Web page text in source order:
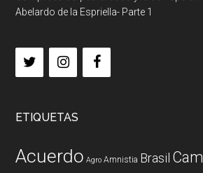
Abelardo de la Espriella- Parte 1
ETIQUETAS
Acuerdo Agro Amnistia Brasil